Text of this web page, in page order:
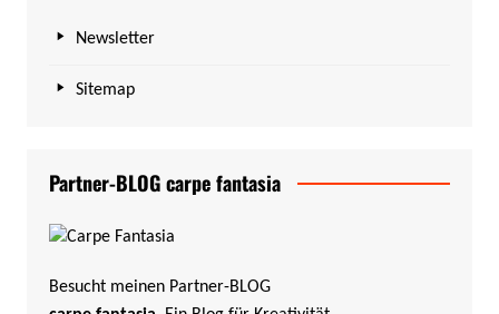
Newsletter
Sitemap
Partner-BLOG carpe fantasia
Besucht meinen Partner-BLOG